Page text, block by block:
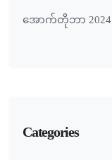
အောက်တိုဘာ 2024
Categories